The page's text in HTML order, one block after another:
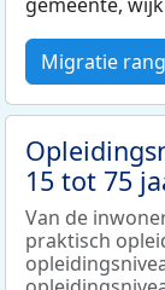
Migratie
15 tot 75
Van de
praktisch